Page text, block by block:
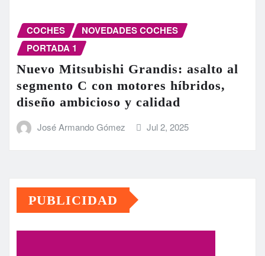
COCHES
NOVEDADES COCHES
PORTADA 1
Nuevo Mitsubishi Grandis: asalto al
segmento C con motores híbridos,
diseño ambicioso y calidad
José Armando Gómez Jul 2, 2025
PUBLICIDAD